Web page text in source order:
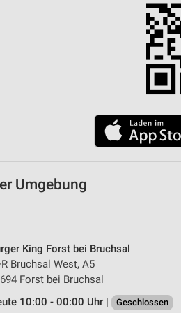
Umgebung
King Forst bei Bruchsal
Bruchsal West, A5
Forst bei Bruchsal
10:00 - 00:00 Uhr |
Geschlossen